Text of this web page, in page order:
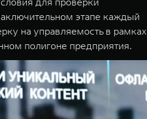
этапе каждый
на управляемость в рамках
полигоне предприятия.